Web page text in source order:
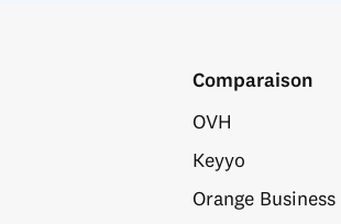
Comparaison
OVH
Keyyo
Orange Business